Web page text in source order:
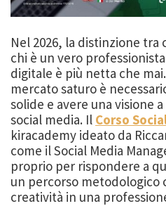
Nel 2026, la distinzione tra
chi è un vero
digitale è più netta che
mercato saturo è
solide e avere una visione
social media. Il Corso
kiracademy ideato da
come il Social Media
proprio per rispondere a
un percorso metodologico
creatività in una